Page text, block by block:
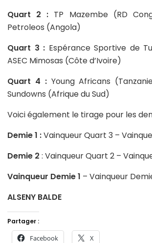
Quart 2 : TP Mazembe (RD
Petroleos (Angola)
Quart 3 : Espérance Sportive de
ASEC Mimosas (Côte d’Ivoire)
Quart 4 :Young Africans
Sundowns (Afrique du Sud)
Voici également le tirage pour les
Demie 1 :Vainqueur Quart 3 –
Demie 2 : Vainqueur Quart 2 –
Vainqueur Demie 1 – Vainqueur
ALSENY BALDE
Partager :
Facebook X